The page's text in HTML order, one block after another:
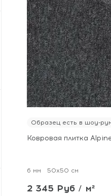
Образец есть в шоу-
Ковровая плитка
6 мм 50x50 см
2 345 Руб / м²